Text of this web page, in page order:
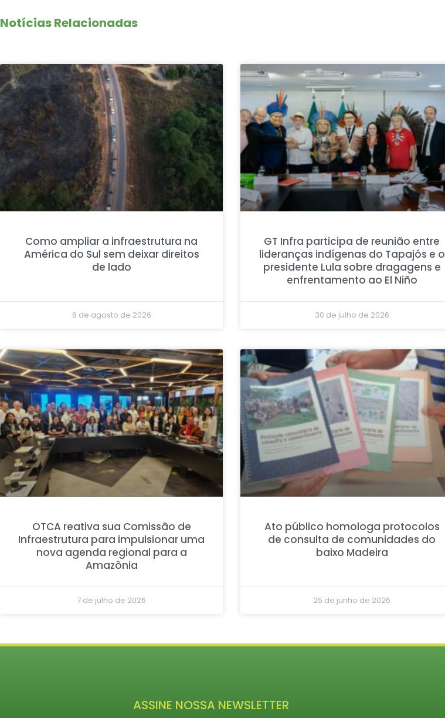
Notícias Relacionadas
Como ampliar a infraestrutura na
América do Sul sem deixar direitos
de lado
6 de agosto de 2026
GT Infra participa de reunião entre
lideranças indígenas do Tapajós e o
presidente Lula sobre dragagens e
enfrentamento ao El Niño
30 de julho de 2026
OTCA reativa sua Comissão de
Infraestrutura para impulsionar uma
nova agenda regional para a
Amazônia
7 de julho de 2026
Ato público homologa protocolos
de consulta de comunidades do
baixo Madeira
25 de junho de 2026
ASSINE NOSSA NEWSLETTER